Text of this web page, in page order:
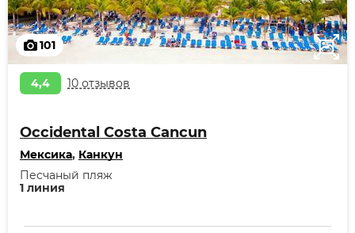
101
4,4 10 отзывов
Occidental Costa Cancun
Мексика, Канкун
1 линия
Песчаный пляж